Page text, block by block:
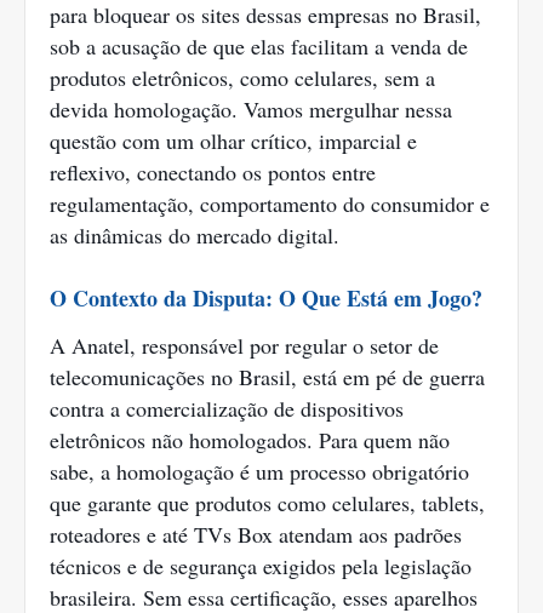
para bloquear os sites dessas empresas no Brasil,
sob a acusação de que elas facilitam a venda de
produtos eletrônicos, como celulares, sem a
devida homologação. Vamos mergulhar nessa
questão com um olhar crítico, imparcial e
reflexivo, conectando os pontos entre
regulamentação, comportamento do consumidor e
as dinâmicas do mercado digital.
O Contexto da Disputa: O Que Está em Jogo?
A Anatel, responsável por regular o setor de
telecomunicações no Brasil, está em pé de guerra
contra a comercialização de dispositivos
eletrônicos não homologados. Para quem não
sabe, a homologação é um processo obrigatório
que garante que produtos como celulares, tablets,
roteadores e até TVs Box atendam aos padrões
técnicos e de segurança exigidos pela legislação
brasileira. Sem essa certificação, esses aparelhos